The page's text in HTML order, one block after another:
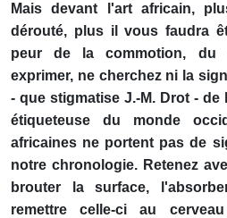
Mais devant l'art africain,
dérouté, plus il vous faudra
peur de la commotion, du
exprimer, ne cherchez ni la
- que stigmatise J.-M. Drot - de
étiqueteuse du monde
africaines ne portent pas de
notre chronologie. Retenez
brouter la surface,
remettre celle-ci au